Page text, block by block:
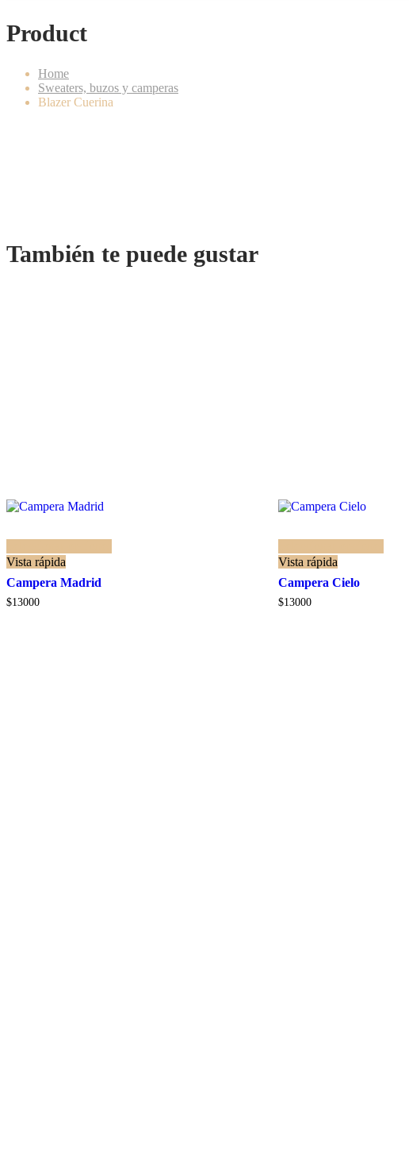
Product
Home
Sweaters, buzos y camperas
Blazer Cuerina
También te puede gustar
Vista rápida
Campera Madrid
$13000
Vista rápida
Campera Cielo
$13000